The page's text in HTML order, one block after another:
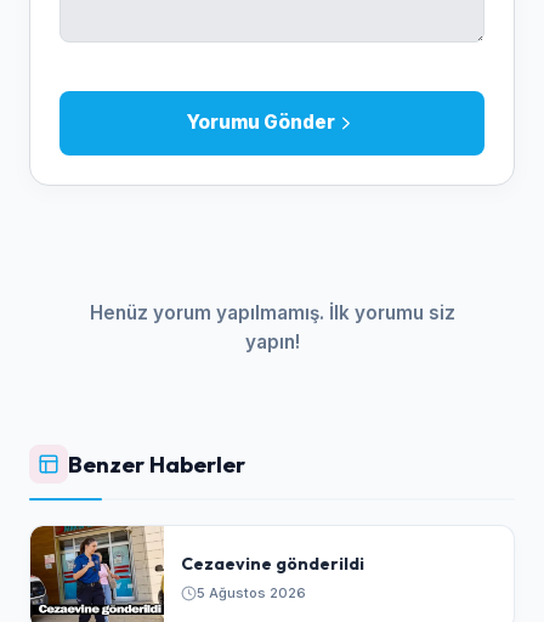
Yorumu Gönder
Henüz yorum yapılmamış. İlk yorumu siz
yapın!
Benzer Haberler
Cezaevine gönderildi
5 Ağustos 2026